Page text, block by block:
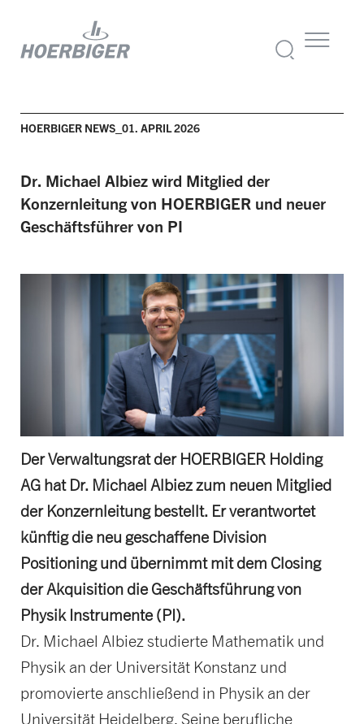
HOERBIGER NEWS_01. APRIL 2026
Dr. Michael Albiez wird Mitglied der
Konzernleitung von HOERBIGER und neuer
Geschäftsführer von PI
Der Verwaltungsrat der HOERBIGER Holding
AG hat Dr. Michael Albiez zum neuen Mitglied
der Konzernleitung bestellt. Er verantwortet
künftig die neu geschaffene Division
Positioning und übernimmt mit dem Closing
der Akquisition die Geschäftsführung von
Physik Instrumente (PI).
Dr. Michael Albiez studierte Mathematik und
Physik an der Universität Konstanz und
promovierte anschließend in Physik an der
Universität Heidelberg. Seine berufliche